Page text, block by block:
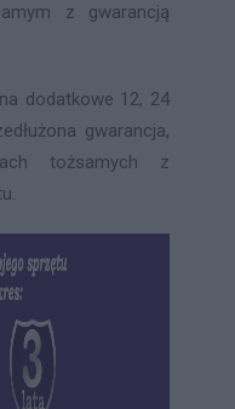
z gwarancją
dodatkowe 12, 24
gwarancja,
tożsamych z